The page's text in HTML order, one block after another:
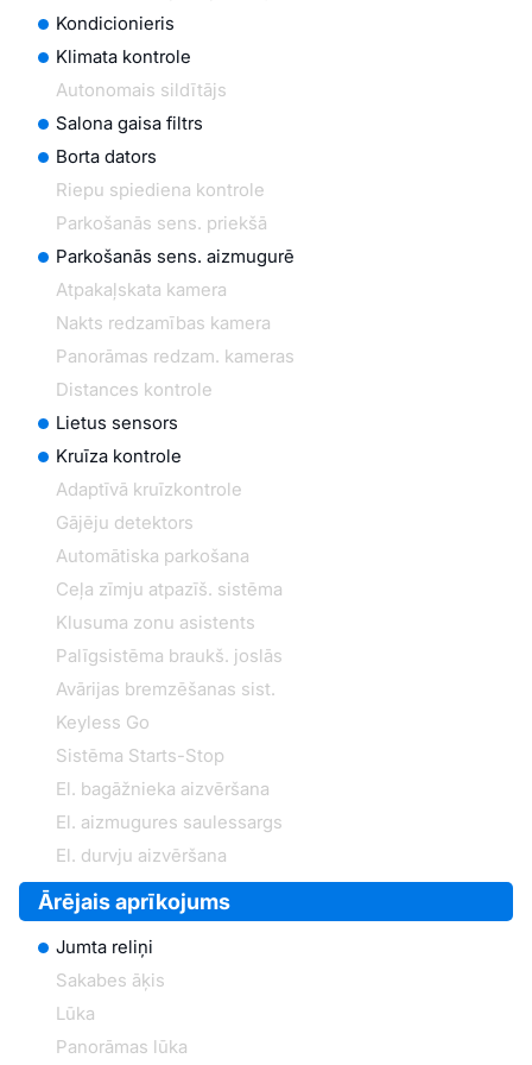
Kondicionieris
Klimata kontrole
Autonomais sildītājs
Salona gaisa filtrs
Borta dators
Riepu spiediena kontrole
Parkošanās sens. priekšā
Parkošanās sens. aizmugurē
Atpakaļskata kamera
Nakts redzamības kamera
Panorāmas redzam. kameras
Distances kontrole
Lietus sensors
Kruīza kontrole
Adaptīvā kruīzkontrole
Gājēju detektors
Automātiska parkošana
Ceļa zīmju atpazīš. sistēma
Klusuma zonu asistents
Palīgsistēma braukš. joslās
Avārijas bremzēšanas sist.
Keyless Go
Sistēma Starts-Stop
El. bagāžnieka aizvēršana
El. aizmugures saulessargs
El. durvju aizvēršana
Ārējais aprīkojums
Jumta reliņi
Sakabes āķis
Lūka
Panorāmas lūka